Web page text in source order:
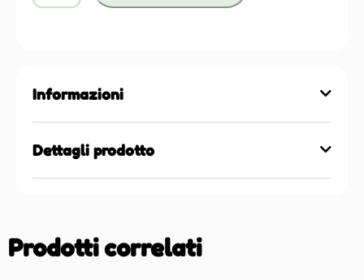
Informazioni
Dettagli prodotto
Prodotti correlati